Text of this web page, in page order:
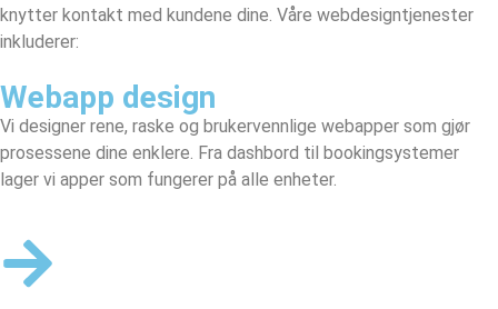
knytter kontakt med kundene dine. Våre webdesigntjenester
inkluderer:
Webapp design
Vi designer rene, raske og brukervennlige webapper som gjør
prosessene dine enklere. Fra dashbord til bookingsystemer
lager vi apper som fungerer på alle enheter.